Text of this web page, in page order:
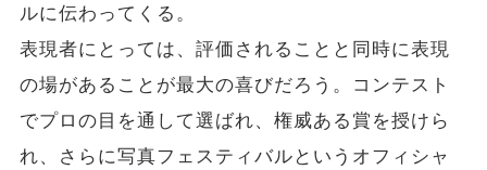
ルに伝わってくる。
表現者にとっては、評価されることと同時に表現
の場があることが最大の喜びだろう。コンテスト
でプロの目を通して選ばれ、権威ある賞を授けら
れ、さらに写真フェスティバルというオフィシャ